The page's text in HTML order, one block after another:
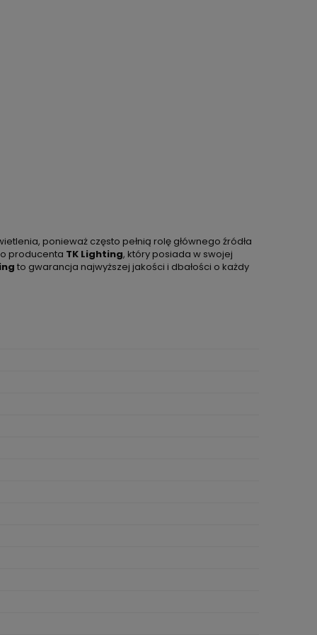
ponieważ często pełnią rolę głównego źródła
producenta TK Lighting, który posiada w swojej
to gwarancja najwyższej jakości i dbałości o każdy